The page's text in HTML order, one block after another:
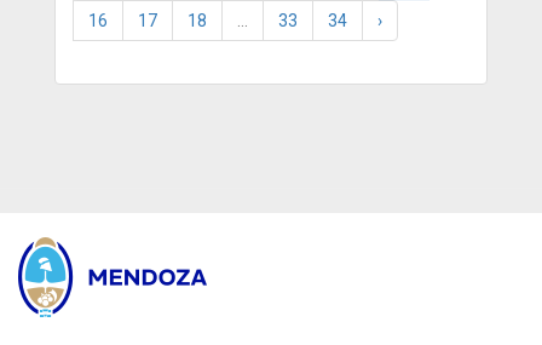
16 17 18 33 34 ›